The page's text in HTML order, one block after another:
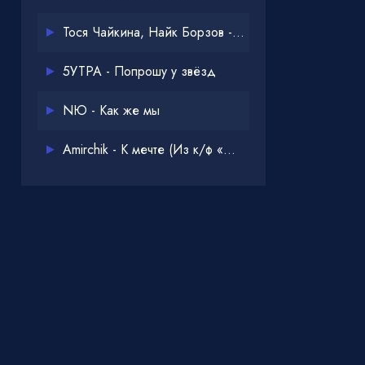
Тося Чайкина, Найк Борзов - Опять
5УТРА - Попрошу у звёзд
NЮ - Как же мы
Amirchik - К мечте (Из к/ф «Одна дома 3»)